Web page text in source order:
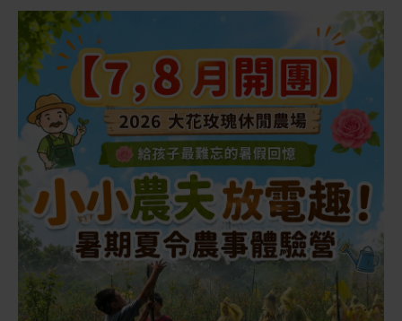
8/15（六）
將花草與香氣封存在專屬香氛磚中 查看活動資訊
8/19（三）
14:30 農場水果雪Q餅
酸甜水果搭配軟Q口感，親子也能輕鬆完成 查看活動資訊
8/29（六）
14:30 手作玫瑰花果醬
認識食用玫瑰，熬煮一瓶香甜玫瑰花果醬 查看活動資訊